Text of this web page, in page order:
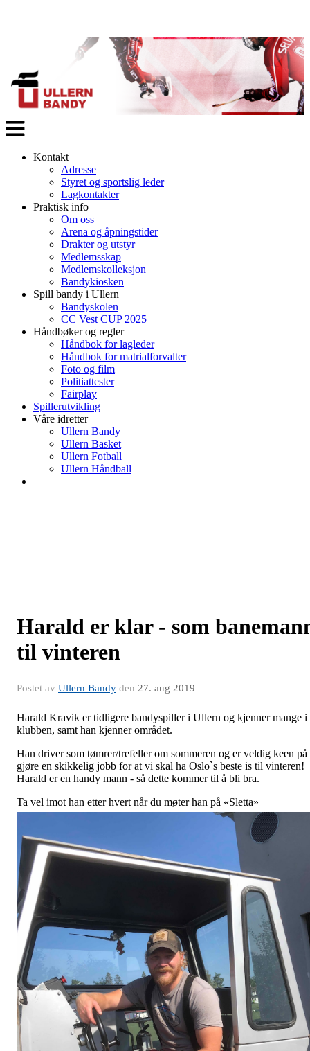
Veksle
navigasjon
Kontakt
Adresse
Styret og sportslig leder
Lagkontakter
Praktisk info
Om oss
Arena og åpningstider
Drakter og utstyr
Medlemsskap
Medlemskolleksjon
Bandykiosken
Spill bandy i Ullern
Bandyskolen
CC Vest CUP 2025
Håndbøker og regler
Håndbok for lagleder
Håndbok for matrialforvalter
Foto og film
Politiattester
Fairplay
Spillerutvikling
Våre idretter
Ullern Bandy
Ullern Basket
Ullern Fotball
Ullern Håndball
Harald er klar - som
til vinteren
Postet av Ullern Bandy den 27. aug 2019
Harald Kravik er tidligere bandyspiller i Ullern og kjenner mange i
klubben, samt han kjenner området.
Han driver som tømrer/trefeller om sommeren og er veldig keen på
gjøre en skikkelig jobb for at vi skal ha Oslo`s beste is til vinteren!
Harald er en handy mann - så dette kommer til å bli bra.
Ta vel imot han etter hvert når du møter han på «Sletta»